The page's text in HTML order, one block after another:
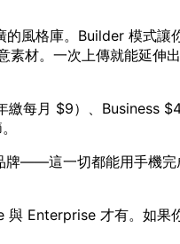
格庫。Builder 模式讓
材。一次上傳就能延伸
每月 $9）、Business
——這一切都能用手機
Enterprise 才有。如果